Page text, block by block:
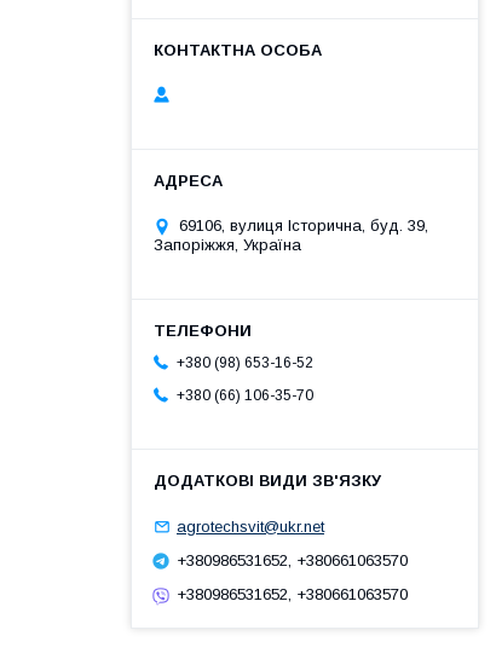
69106, вулиця Історична, буд. 39,
Запоріжжя, Україна
+380 (98) 653-16-52
+380 (66) 106-35-70
agrotechsvit@ukr.net
+380986531652, +380661063570
+380986531652, +380661063570